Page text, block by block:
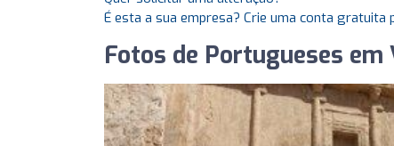
É esta a sua empresa? Crie uma conta
Fotos de Portugueses em